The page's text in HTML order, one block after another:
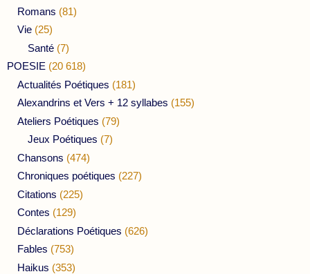
Romans (81)
Vie (25)
Santé (7)
POESIE (20 618)
Actualités Poétiques (181)
Alexandrins et Vers + 12 syllabes (155)
Ateliers Poétiques (79)
Jeux Poétiques (7)
Chansons (474)
Chroniques poétiques (227)
Citations (225)
Contes (129)
Déclarations Poétiques (626)
Fables (753)
Haikus (353)